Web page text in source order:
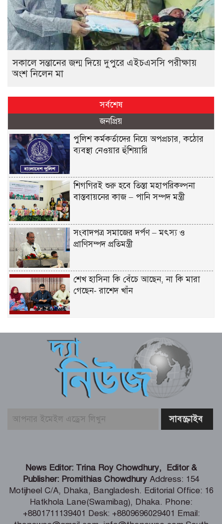
সকালে সন্তানের জন্ম দিয়ে দুপুরে এইচএসসি পরীক্ষায়
অংশ নিলেন মা
সর্বশেষ
জনপ্রিয়
পুলিশ কর্মকর্তাদের নিয়ে অপপ্রচার, কঠোর
ব্যবস্থা নেওয়ার হুঁশিয়ারি
শিগগিরই শুরু হবে তিস্তা মহাপরিকল্পনা
বাস্তবায়নের কাজ – পানি সম্পদ মন্ত্রী
সংবাদপত্র সমাজের দর্পণ – মৎস্য ও
প্রাণিসম্পদ প্রতিমন্ত্রী
শেখ হাসিনা কি বেঁচে আছেন, না কি মারা
গেছেন- রাশেদ খাঁন
দায় নিয়ে কারাগারে যাক – আইনমন্ত্রী
বিএনপির উদ্যোগে সবুজ বেনাপোলের
প্রত্যয়ে পঞ্চম দিনের বৃক্ষরোপণ
কক্সবাজারের সমুদ্রসম্পদ, ব্লু ইকোনমি
সম্ভাবনাকে কাজে লাগাতে সরকার বিভিন্ন
জামায়াত-এনসিপির মব সৃষ্টির সুযোগ নিতে
পারে আওয়ামী লীগ – রাশেদ খাঁন
দেশের পর্যটনকে খাতকে জনপ্রিয় করতে কাজ
News Editor: Trina Roy Chowdhury, Editor &
Publisher: Promithias Chowdhury Address: 154
Motijheel C/A, Dhaka, Bangladesh. Editorial Office: 16
Hatkhola Lane(Swamibag), Dhaka. Phone:
+8801711139401 Desk: +8809696029401 Email: